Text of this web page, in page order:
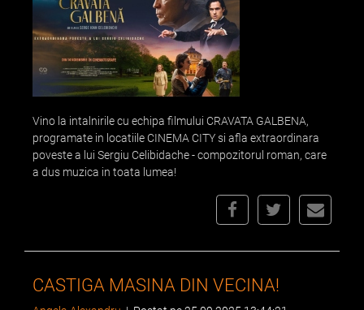
Vino la intalnirile cu echipa filmului CRAVATA GALBENA,
programate in locatiile CINEMA CITY si afla extraordinara
poveste a lui Sergiu Celibidache - compozitorul roman, care
a dus muzica in toata lumea!
CASTIGA MASINA DIN VECINA!